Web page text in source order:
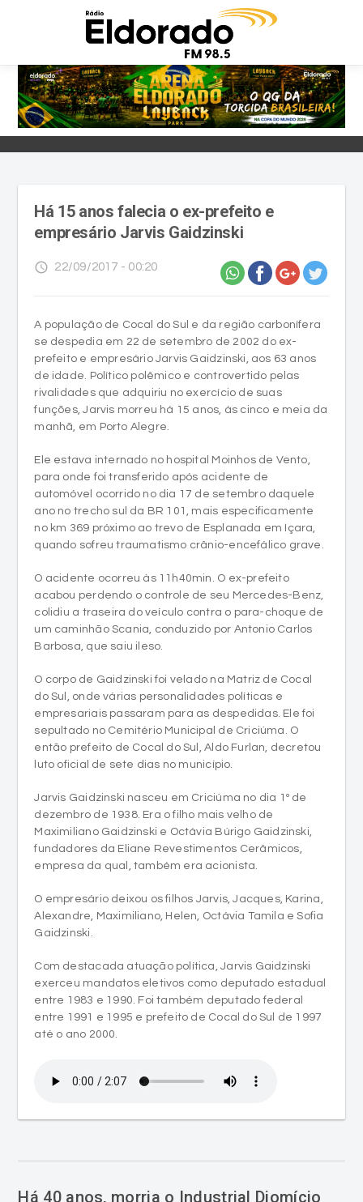
access_time 22/09/2017 - 00:20
A população de Cocal do Sul e da região carbonífera
de idade. Político polêmico e controvertido pelas
rivalidades que adquiriu no exercício de suas
funções, Jarvis morreu há 15 anos, às cinco e meia da
manhã, em Porto Alegre.
Ele estava internado no hospital Moinhos de Vento,
para onde foi transferido após acidente de
ano no trecho sul da BR 101, mais especificamente
no km 369 próximo ao trevo de Esplanada em Içara,
quando sofreu traumatismo crânio-encefálico grave.
O acidente ocorreu às 11h40min. O ex-prefeito
acabou perdendo o controle de seu Mercedes-Benz,
um caminhão Scania, conduzido por Antonio Carlos
Barbosa, que saiu ileso.
O corpo de Gaidzinski foi velado na Matriz de Cocal
do Sul, onde várias personalidades políticas e
sepultado no Cemitério Municipal de Criciúma. O
então prefeito de Cocal do Sul, Aldo Furlan, decretou
luto oficial de sete dias no município.
Jarvis Gaidzinski nasceu em Criciúma no dia 1º de
dezembro de 1938. Era o filho mais velho de
fundadores da Eliane Revestimentos Cerâmicos,
empresa da qual, também era acionista.
O empresário deixou os filhos Jarvis, Jacques, Karina,
Alexandre, Maximiliano, Helen, Octávia Tamila e Sofia
Com destacada atuação política, Jarvis Gaidzinski
exerceu mandatos eletivos como deputado estadual
entre 1991 e 1995 e prefeito de Cocal do Sul de 1997
até o ano 2000.